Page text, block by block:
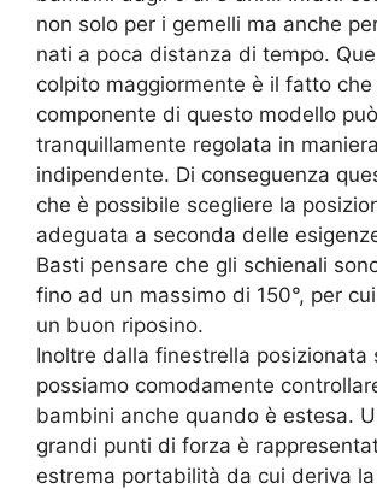
non solo per i gemelli ma anche
nati a poca distanza di tempo.
colpito maggiormente è il fatto che
componente di questo modello
tranquillamente regolata in maniera
indipendente. Di conseguenza
che è possibile scegliere la
adeguata a seconda delle
Basti pensare che gli schienali
fino ad un massimo di 150°, per
un buon riposino.
Inoltre dalla finestrella posizionata
possiamo comodamente
bambini anche quando è estesa.
grandi punti di forza è
estrema portabilità da cui deriva